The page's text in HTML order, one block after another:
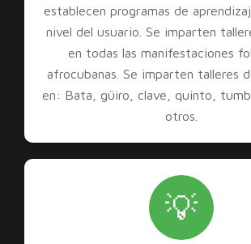
establecen programas de
nivel del usuario. Se imparten
en todas las manifestaciones
afrocubanas. Se imparten talleres
en: Bata, güiro, clave, quinto,
otros.
💡